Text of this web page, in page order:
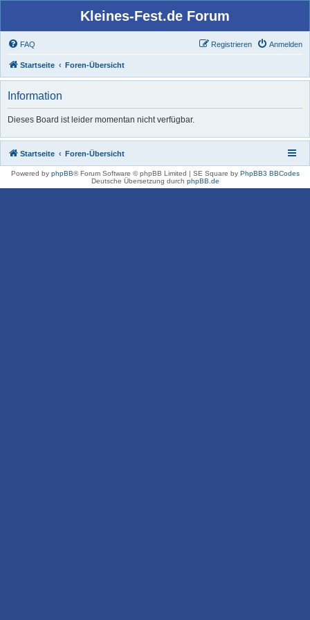
Kleines-Fest.de Forum
FAQ Anmelden
Registrieren
Startseite Foren-Übersicht
Information
Dieses Board ist leider momentan nicht verfügbar.
Startseite Foren-Übersicht
Powered by phpBB® Forum Software © phpBB Limited | SE Square by PhpBB3 BBCodes
Deutsche Übersetzung durch phpBB.de